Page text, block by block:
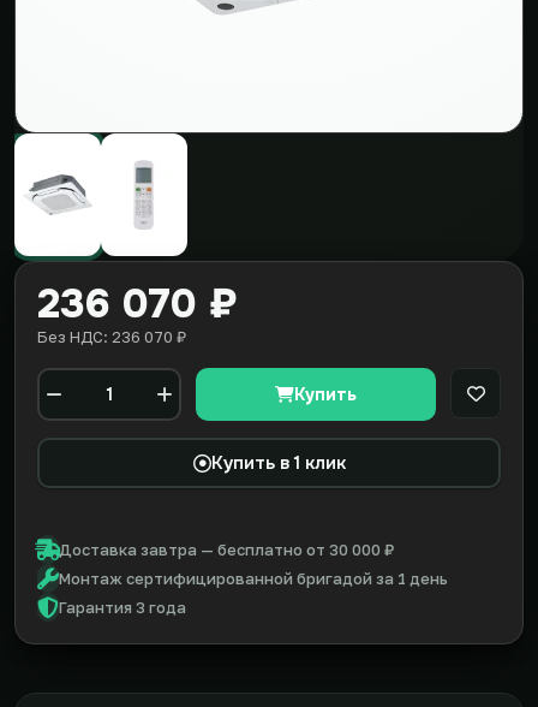
236 070 ₽
Без НДС: 236 070 ₽
Количество
Купить В
Купить в 1 клик
Доставка завтра — бесплатно от 30 000 ₽
Монтаж сертифицированной бригадой за 1 день
Гарантия 3 года